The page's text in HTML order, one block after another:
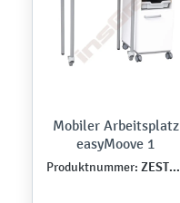
Mobiler Arbeitsplatz
easyMoove 1
Produktnummer: ZEST5518